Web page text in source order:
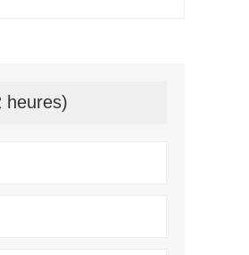
heures)